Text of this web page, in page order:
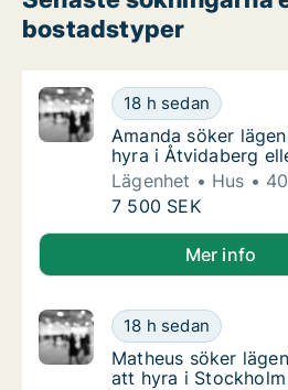
bostadstyper
Amanda söker
18 h sedan
Amanda söker
Amanda söker
hyra i Åtvidaberg
Lägenhet
Hus
Amanda söker
7 500 SEK
Amanda söker lägenhet
Mer info
Matheus söker
18 h sedan
Matheus söker
Matheus söker
att hyra i Stockholm